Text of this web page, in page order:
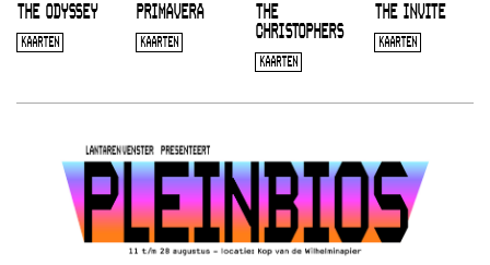
THE ODYSSEY
KAARTEN
PRIMAVERA
KAARTEN
THE
CHRISTOPHERS
KAARTEN
THE INVITE
KAARTEN